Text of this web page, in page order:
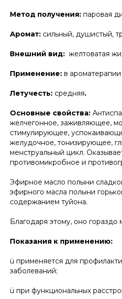
Метод получения: паровая
Аромат: сильный, душистый,
Внешний вид: желтоватая
Применение: в
Летучесть: средняя.
Основные свойства:
желчегонное, заживляющее,
стимулирующее,
желудочное, тонизирующее,
менструальный цикл.
противомикробное и
Эфирное масло полыни
эфирного масла полыни
содержанием туйона.
Благодаря этому, оно гораздо
Показания к применению:
ü применяется для
заболеваний;
ü при функциональных